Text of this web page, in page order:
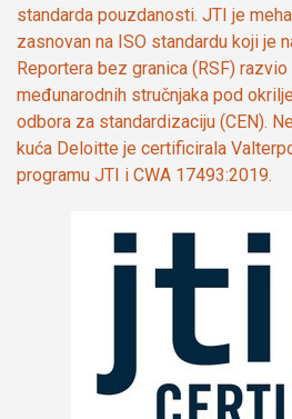
standarda pouzdanosti. JTI je
zasnovan na ISO standardu koji je
Reportera bez granica (RSF)
međunarodnih stručnjaka pod
odbora za standardizaciju (CEN).
kuća Deloitte je certificirala
programu JTI i CWA 17493:2019.